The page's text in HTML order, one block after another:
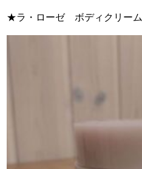
★ラ・ローゼ ボディクリーム